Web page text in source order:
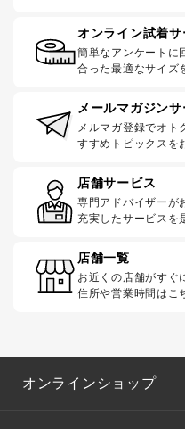
オンライン試着
簡単なアンケートに
合った最適なサイズ
メールマガジンサ
メルマガ登録でオト
すすめトピックスを
店舗サービス
専門アドバイザーが
充実したサービスを
店舗一覧
お近くの店舗がすぐ
住所や営業時間はこ
オンラインショップ